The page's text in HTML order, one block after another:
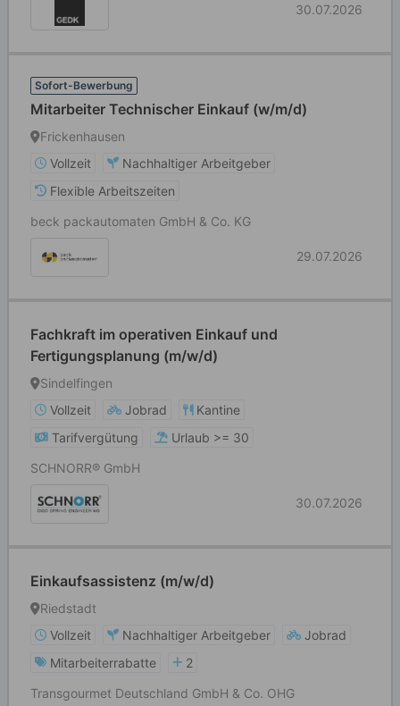
30.07.2026
Sofort-Bewerbung
Mitarbeiter Technischer Einkauf (w/m/d)
Frickenhausen
Vollzeit
Nachhaltiger Arbeitgeber
Flexible Arbeitszeiten
beck packautomaten GmbH & Co. KG
29.07.2026
Fachkraft im operativen Einkauf und
Fertigungsplanung (m/w/d)
Sindelfingen
Vollzeit
Jobrad
Kantine
Tarifvergütung
Urlaub >= 30
SCHNORR® GmbH
30.07.2026
Einkaufsassistenz (m/w/d)
Riedstadt
Vollzeit
Nachhaltiger Arbeitgeber
Jobrad
Mitarbeiterrabatte
2
Transgourmet Deutschland GmbH & Co. OHG